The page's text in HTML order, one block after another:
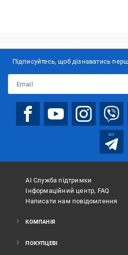
Підписуйтесь, щоб дізнаватись
bot
АІ Служба підтримки
Інформаційний центр, FAQ
Написати нам повідомлення
КОМПАНІЯ
ПОКУПЦЕВІ